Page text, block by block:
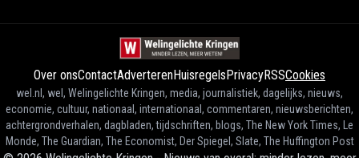
Over onsContactAdverterenHuisregelsPrivacyRSSCookies
wel.nl, wel, Welingelichte Kringen, media, journalistiek, dagelijks, nieuws,
economie, cultuur, nationaal, internationaal, commentaren, nieuwsberichten,
achtergrondverhalen, dagbladen, tijdschriften, blogs, The New York Times, Le
Monde, The Guardian, The Economist, Der Spiegel, Slate, The Huffington Post